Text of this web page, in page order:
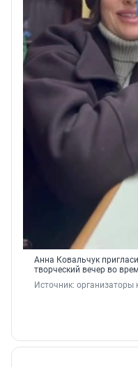
Анна Ковальчук
творческий вечер во
Источник: организаторы